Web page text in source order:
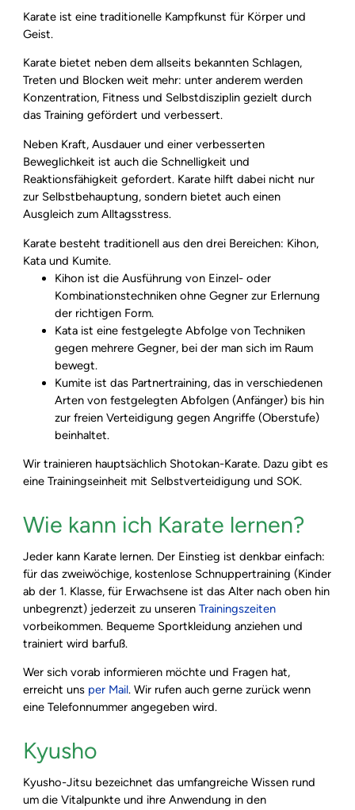
Karate ist eine traditionelle Kampfkunst für Körper und
Geist.
Karate bietet neben dem allseits bekannten Schlagen,
Treten und Blocken weit mehr: unter anderem werden
Konzentration, Fitness und Selbstdisziplin gezielt durch
das Training gefördert und verbessert.
Neben Kraft, Ausdauer und einer verbesserten
Beweglichkeit ist auch die Schnelligkeit und
Reaktionsfähigkeit gefordert. Karate hilft dabei nicht nur
zur Selbstbehauptung, sondern bietet auch einen
Ausgleich zum Alltagsstress.
Karate besteht traditionell aus den drei Bereichen: Kihon,
Kata und Kumite.
Kihon ist die Ausführung von Einzel- oder
Kombinationstechniken ohne Gegner zur Erlernung
der richtigen Form.
Kata ist eine festgelegte Abfolge von Techniken
gegen mehrere Gegner, bei der man sich im Raum
bewegt.
Kumite ist das Partnertraining, das in verschiedenen
Arten von festgelegten Abfolgen (Anfänger) bis hin
zur freien Verteidigung gegen Angriffe (Oberstufe)
beinhaltet.
Wir trainieren hauptsächlich Shotokan-Karate. Dazu gibt es
eine Trainingseinheit mit Selbstverteidigung und SOK.
Wie kann ich Karate lernen?
Jeder kann Karate lernen. Der Einstieg ist denkbar einfach:
für das zweiwöchige, kostenlose Schnuppertraining (Kinder
ab der 1. Klasse, für Erwachsene ist das Alter nach oben hin
unbegrenzt) jederzeit zu unserenTrainingszeiten
vorbeikommen. Bequeme Sportkleidung anziehen und
trainiert wird barfuß.
Wer sich vorab informieren möchte und Fragen hat,
erreicht uns per Mail. Wir rufen auch gerne zurück wenn
eine Telefonnummer angegeben wird.
Kyusho
Kyusho-Jitsu bezeichnet das umfangreiche Wissen rund
um die Vitalpunkte und ihre Anwendung in den